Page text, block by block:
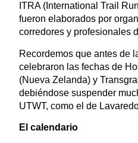
ITRA (International Trail
fueron elaborados por
corredores y profesionales
Recordemos que antes de
celebraron las fechas de
(Nueva Zelanda) y
debiéndose suspender
UTWT, como el de
El calendario